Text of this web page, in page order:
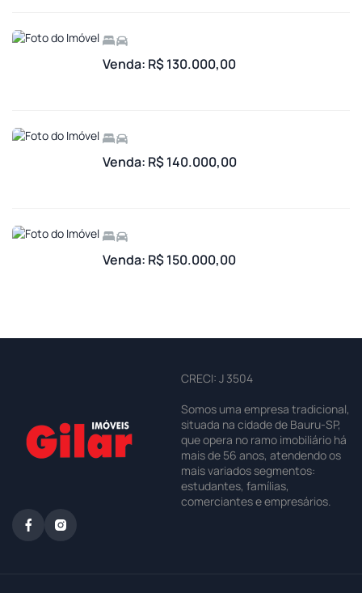
Venda: R$ 130.000,00
Venda: R$ 140.000,00
Venda: R$ 150.000,00
CRECI: J 3504
Somos uma empresa tradicional,
situada na cidade de Bauru-SP,
que opera no ramo imobiliário há
mais de 56 anos, atendendo os
mais variados segmentos:
estudantes, famílias,
comerciantes e empresários.